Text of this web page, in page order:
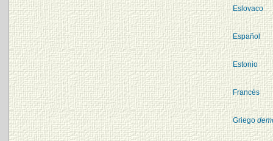
Eslovaco
Español
Estonio
Francés
Griego